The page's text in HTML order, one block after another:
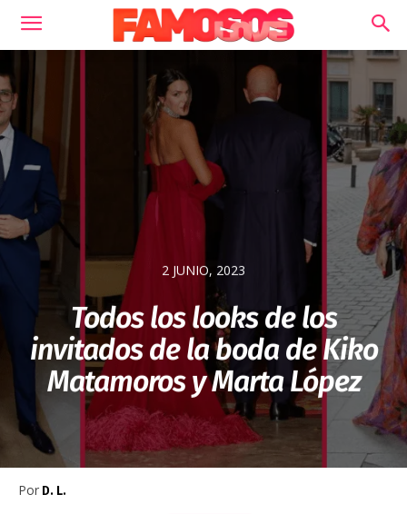
2 JUNIO, 2023
Todos los looks de los
invitados de la boda de Kiko
Matamoros y Marta López
Por D. L.